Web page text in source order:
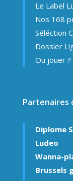
Le Label
Nos 168
Séléction
Dossier
Ou jouer ?
Partenaires
Diplome
Ludeo
Wanna-
Brussels